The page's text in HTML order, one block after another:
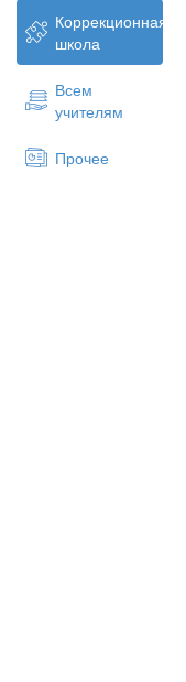
Коррекционная
школа
Всем
учителям
Прочее